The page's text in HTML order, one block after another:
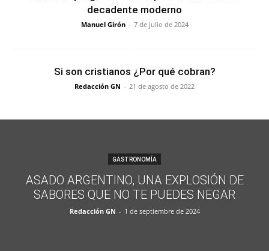
decadente moderno
Manuel Girón - 7 de julio de 2024
Si son cristianos ¿Por qué cobran?
Redacción GN - 21 de agosto de 2022
GASTRONOMÍA
ASADO ARGENTINO, UNA EXPLOSIÓN DE
SABORES QUE NO TE PUEDES NEGAR
Redacción GN - 1 de septiembre de 2024